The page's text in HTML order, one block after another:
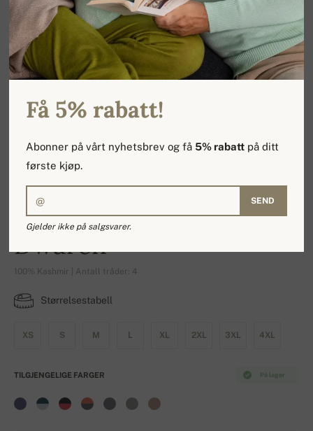
Dwaren
100% Kashmir | Antall tråder: 4
Størrelsestabell
XS S M L XL 2XL 3XL 4XL
På lager
TILGJENGELIGE FARGER
Få 5% rabatt!
Abonner på vårt nyhetsbrev og få5% rabatt på ditt
første kjøp.
SEND
Gjelder ikke på salgsvarer.